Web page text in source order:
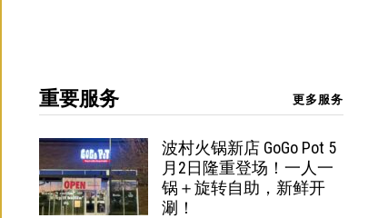
重要服务 更多服务
波村火锅新店 GoGo Pot 5
月2日隆重登场！一人一
锅＋旋转自助，新鲜开
涮！